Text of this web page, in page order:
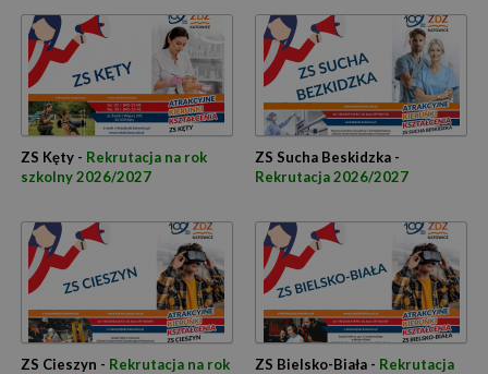
ZS Kęty - Rekrutacja na rok
szkolny 2026/2027
ZS Sucha Beskidzka -
Rekrutacja 2026/2027
ZS Cieszyn - Rekrutacja na rok
ZS Bielsko-Biała - Rekrutacja